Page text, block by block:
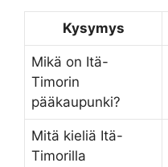
Kysymys
Mikä on Itä-
Timorin
pääkaupunki?
Mitä kieliä Itä-
Timorilla